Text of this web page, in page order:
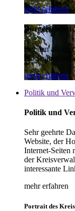
mehr erfahren
Bürgertelefon
Bei den
mehr erfahren
Politik und
Politik und
Sehr geehrte
Website, der
Internet-Seiten
der
interessante
mehr erfahren
Portrait des